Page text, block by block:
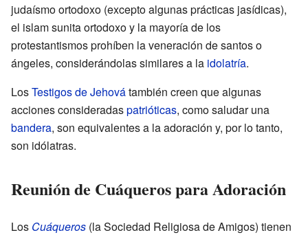
judaísmo ortodoxo (excepto algunas prácticas jasídicas),
el islam sunita ortodoxo y la mayoría de los
protestantismos prohíben la veneración de santos o
ángeles, considerándolas similares a la idolatría.
LosTestigos de Jehovátambién creen que algunas
acciones consideradaspatrióticas, como saludar una
bandera, son equivalentes a la adoración y, por lo tanto,
son idólatras.
Reunión de Cuáqueros para Adoración
Los Cuáqueros (la Sociedad Religiosa de Amigos) tienen